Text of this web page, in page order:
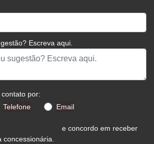
Escreva aqui.
por:
Telefone Email
e concordo em receber
concessionária.